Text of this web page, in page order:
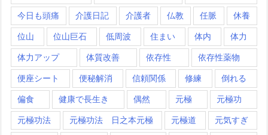
今日も頭痛 介護日記 介護者 仏教 任脈 休養
位山 位山巨石 低周波 住まい 体内 体力
体力アップ 体質改善 依存性 依存性薬物
便座シート 便秘解消 信頼関係 修練 倒れる
偏食 健康で長生き 偶然 元極 元極功
元極功法 元極功法 日之本元極 元極道 元気すぎ